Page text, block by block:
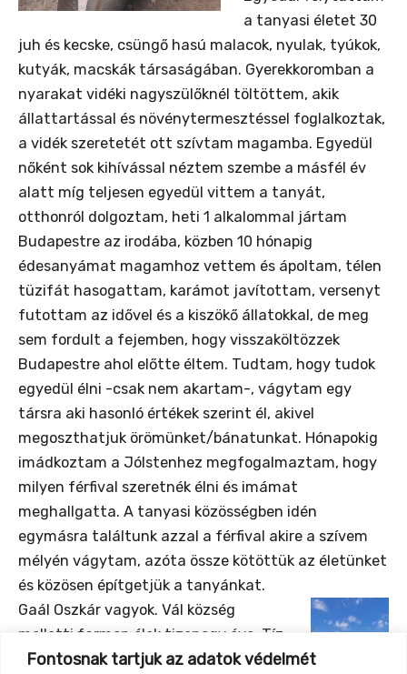
Fontosnak tartjuk az adatok védelmét
a tanyasi életet 30
juh és kecske, csüngő hasú malacok, nyulak, tyúkok,
kutyák, macskák társaságában. Gyerekkoromban a
nyarakat vidéki nagyszülőknél töltöttem, akik
állattartással és növénytermesztéssel foglalkoztak,
a vidék szeretetét ott szívtam magamba. Egyedül
nőként sok kihívással néztem szembe a másfél év
alatt míg teljesen egyedül vittem a tanyát,
otthonról dolgoztam, heti 1 alkalommal jártam
Budapestre az irodába, közben 10 hónapig
édesanyámat magamhoz vettem és ápoltam, télen
tüzifát hasogattam, karámot javítottam, versenyt
futottam az idővel és a kiszökő állatokkal, de meg
sem fordult a fejemben, hogy visszaköltözzek
Budapestre ahol előtte éltem. Tudtam, hogy tudok
egyedül élni -csak nem akartam-, vágytam egy
társra aki hasonló értékek szerint él, akivel
megoszthatjuk örömünket/bánatunkat. Hónapokig
imádkoztam a JóIstenhez megfogalmaztam, hogy
milyen férfival szeretnék élni és imámat
meghallgatta. A tanyasi közösségben idén
egymásra találtunk azzal a férfival akire a szívem
mélyén vágytam, azóta össze kötöttük az életünket
és közösen építgetjük a tanyánkat.
Gaál Oszkár vagyok. Vál község
melletti farmon élek tizenegy éve. Tíz
éve tartok lovakat és különféle